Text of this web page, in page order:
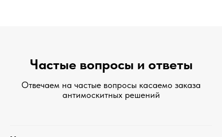
Частые вопросы и ответы
Отвечаем на частые вопросы касаемо заказа
антимоскитных решений